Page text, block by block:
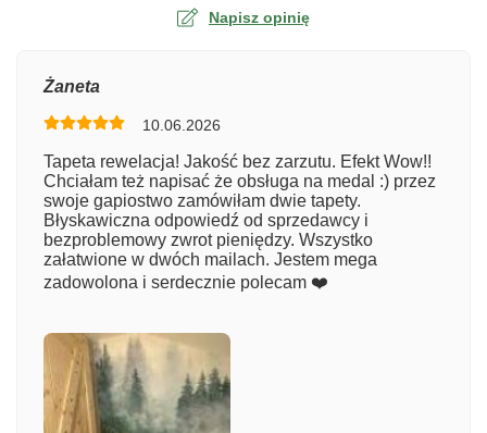
Napisz opinię
Numer zamówienia
Imię
Żaneta
10.06.2026
Tapeta rewelacja! Jakość bez zarzutu. Efekt Wow!!
Chciałam też napisać że obsługa na medal :) przez
swoje gapiostwo zamówiłam dwie tapety.
Błyskawiczna odpowiedź od sprzedawcy i
bezproblemowy zwrot pieniędzy. Wszystko
załatwione w dwóch mailach. Jestem mega
zadowolona i serdecznie polecam ❤️